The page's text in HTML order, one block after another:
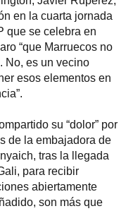
en la cuarta jornada
que se celebra en
“que Marruecos no
No, es un vecino
esos elementos en
su “dolor” por
de la embajadora de
tras la llegada
para recibir
abiertamente
son más que